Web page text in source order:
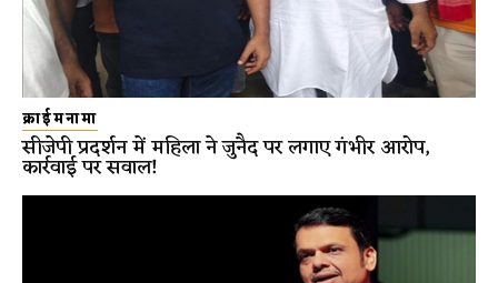
क्राईमनामा
सीजेपी प्रदर्शन में महिला ने जुनैद पर लगाए गंभीर आरोप,
कार्रवाई पर सवाल!